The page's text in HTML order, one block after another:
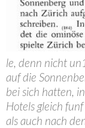
le, denn nicht
auf die
bei sich hatten,
Hotels gleich
als auch nach